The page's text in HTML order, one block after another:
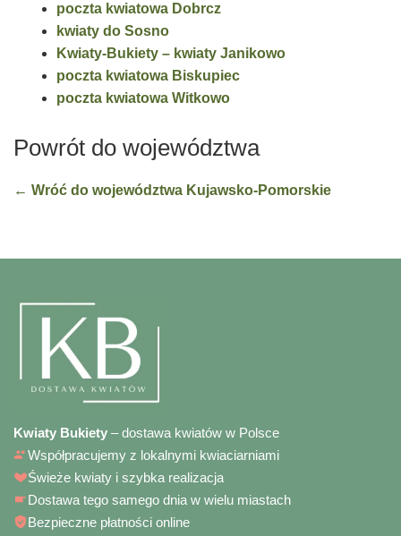
poczta kwiatowa Dobrcz
kwiaty do Sosno
Kwiaty-Bukiety – kwiaty Janikowo
poczta kwiatowa Biskupiec
poczta kwiatowa Witkowo
Powrót do województwa
← Wróć do województwa Kujawsko-Pomorskie
Kwiaty Bukiety – dostawa kwiatów w Polsce
Współpracujemy z lokalnymi kwiaciarniami
Świeże kwiaty i szybka realizacja
Dostawa tego samego dnia w wielu miastach
Bezpieczne płatności online